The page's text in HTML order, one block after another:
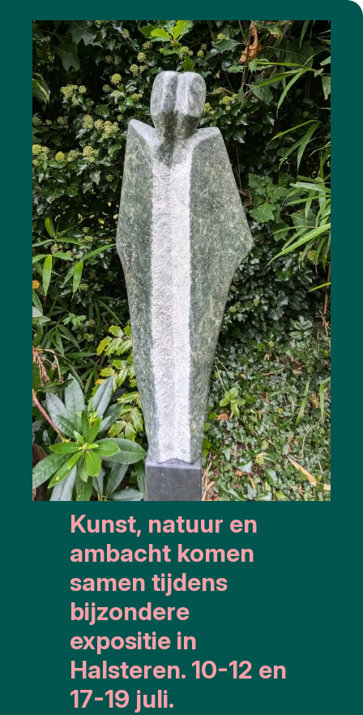
Kunst, natuur en
ambacht komen
samen tijdens
bijzondere
expositie in
Halsteren. 10-12 en
17-19 juli.